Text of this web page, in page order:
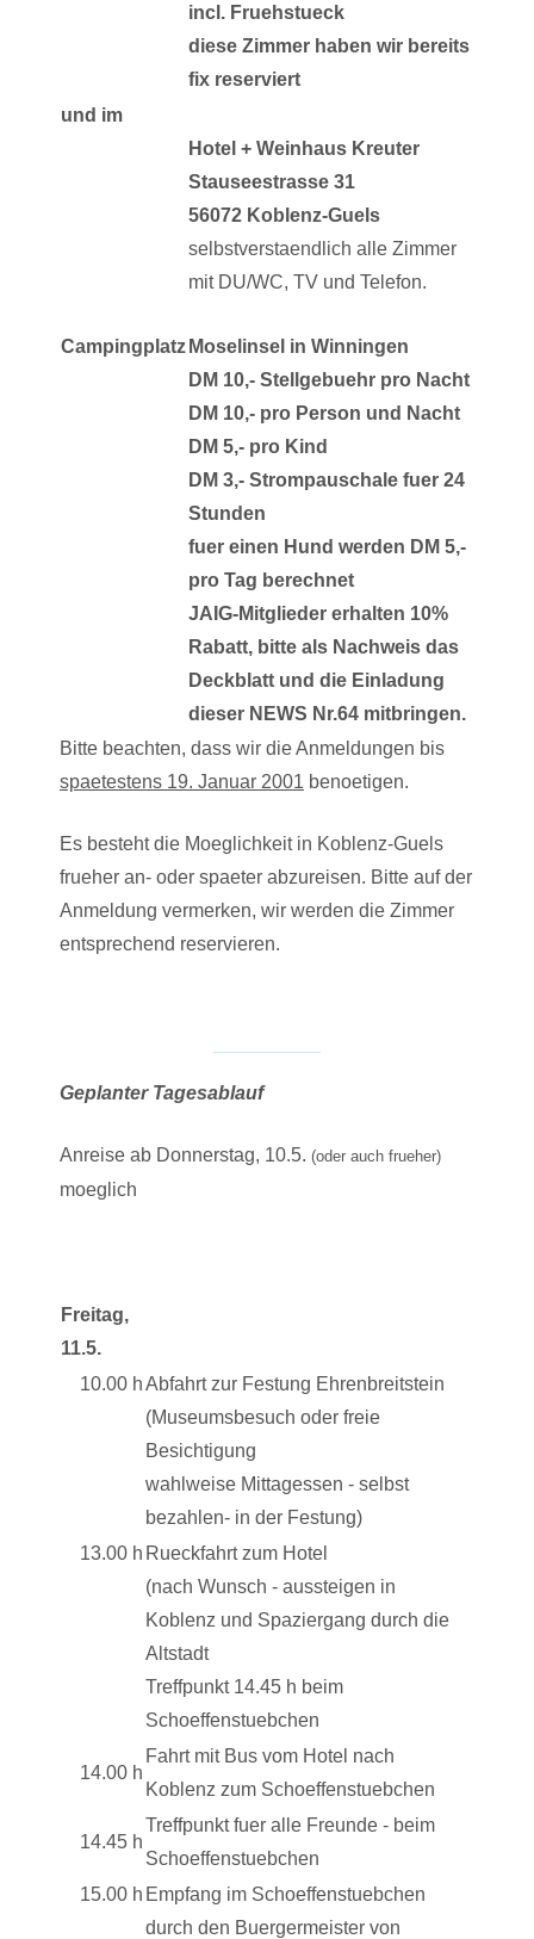
incl. Fruehstueck
diese Zimmer haben wir bereits
fix reserviert
und im
Hotel + Weinhaus Kreuter
Stauseestrasse 31
56072 Koblenz-Guels
selbstverstaendlich alle Zimmer
mit DU/WC, TV und Telefon.
Campingplatz Moselinsel in Winningen
DM 10,- Stellgebuehr pro Nacht
DM 10,- pro Person und Nacht
DM 5,- pro Kind
DM 3,- Strompauschale fuer 24
Stunden
fuer einen Hund werden DM 5,-
pro Tag berechnet
JAIG-Mitglieder erhalten 10%
Rabatt, bitte als Nachweis das
Deckblatt und die Einladung
dieser NEWS Nr.64 mitbringen.
Bitte beachten, dass wir die Anmeldungen bis
spaetestens 19. Januar 2001 benoetigen.
Es besteht die Moeglichkeit in Koblenz-Guels
frueher an- oder spaeter abzureisen. Bitte auf der
Anmeldung vermerken, wir werden die Zimmer
entsprechend reservieren.
Geplanter Tagesablauf
Anreise ab Donnerstag, 10.5. (oder auch frueher)
moeglich
Freitag,
11.5.
10.00 hAbfahrt zur Festung Ehrenbreitstein
(Museumsbesuch oder freie
Besichtigung
wahlweise Mittagessen - selbst
bezahlen- in der Festung)
13.00 h Rueckfahrt zum Hotel
(nach Wunsch - aussteigen in
Koblenz und Spaziergang durch die
Altstadt
Treffpunkt 14.45 h beim
Schoeffenstuebchen
14.00 h
Fahrt mit Bus vom Hotel nach
Koblenz zum Schoeffenstuebchen
14.45 h
Treffpunkt fuer alle Freunde - beim
Schoeffenstuebchen
15.00 h Empfang im Schoeffenstuebchen
durch den Buergermeister von